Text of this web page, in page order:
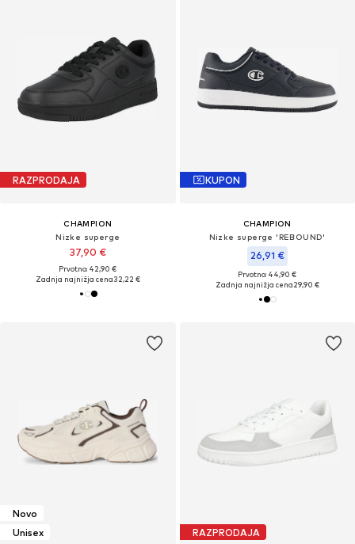
RAZPRODAJA
CHAMPION
Nizke superge
37,90 €
Prvotno: 42,90 €
Zadnja najnižja cena32,22 €
KUPON
CHAMPION
Nizke superge 'REBOUND'
26,91 €
Prvotno: 44,90 €
Zadnja najnižja cena29,90 €
Novo
Unisex
RAZPRODAJA